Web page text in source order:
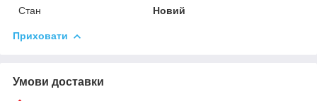
Стан
Новий
Приховати
Умови доставки